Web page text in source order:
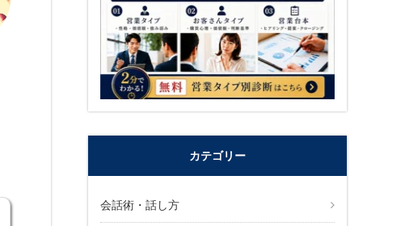
カテゴリー
会話術・話し方